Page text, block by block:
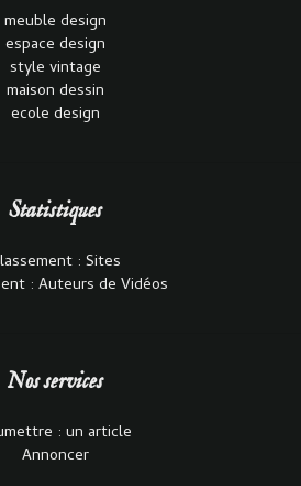
meuble design
espace design
style vintage
maison dessin
ecole design
Statistiques
: Sites
: Auteurs de Vidéos
Nos services
: un article
Annoncer